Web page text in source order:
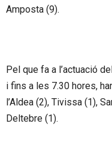
Amposta (9).
Pel que fa a l’actuació
i fins a les 7.30 hores,
l’Aldea (2), Tivissa (1),
Deltebre (1).